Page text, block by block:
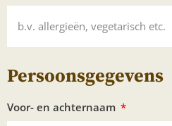
Persoonsgegevens
Voor- en achternaam